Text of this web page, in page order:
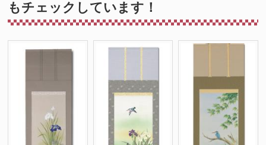
もチェックしています！